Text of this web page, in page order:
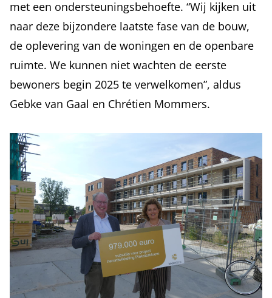
met een ondersteuningsbehoefte. “Wij kijken uit
naar deze bijzondere laatste fase van de bouw,
de oplevering van de woningen en de openbare
ruimte. We kunnen niet wachten de eerste
bewoners begin 2025 te verwelkomen”, aldus
Gebke van Gaal en Chrétien Mommers.